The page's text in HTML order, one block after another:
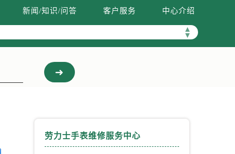
新闻/知识/问答 客户服务 中心介绍
▲
▼
劳力士手表维修服务中心